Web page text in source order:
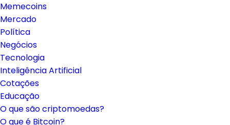
Memecoins
Mercado
Política
Negócios
Tecnologia
Inteligência Artificial
Cotações
Educação
O que são criptomoedas?
O que é Bitcoin?